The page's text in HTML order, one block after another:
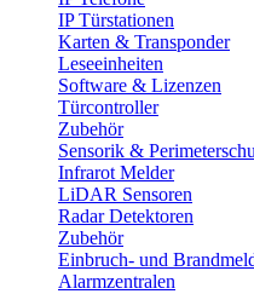
IP Türstationen
Karten & Transponder
Leseeinheiten
Software & Lizenzen
Türcontroller
Zubehör
Sensorik &
Infrarot Melder
LiDAR Sensoren
Radar Detektoren
Zubehör
Einbruch- und
Alarmzentralen